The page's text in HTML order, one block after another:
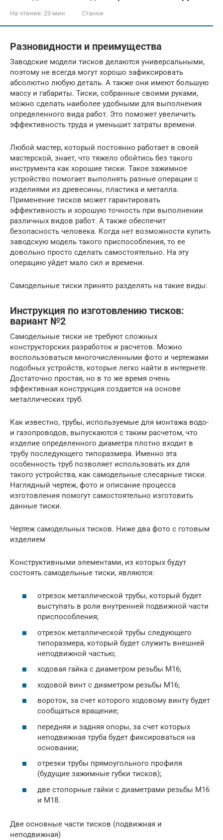
На чтение: 23 мин Станки
Разновидности и преимущества
Заводские модели тисков делаются универсальными,
поэтому не всегда могут хорошо зафиксировать
абсолютно любую деталь. А также они имеют большую
массу и габариты. Тиски, собранные своими руками,
можно сделать наиболее удобными для выполнения
определенного вида работ. Это поможет увеличить
эффективность труда и уменьшит затраты времени.
Любой мастер, который постоянно работает в своей
мастерской, знает, что тяжело обойтись без такого
инструмента как хорошие тиски. Такое зажимное
устройство помогает выполнять разные операции с
изделиями из древесины, пластика и металла.
Применение тисков может гарантировать
эффективность и хорошую точность при выполнении
различных видов работ. А также обеспечит
безопасность человека. Когда нет возможности купить
заводскую модель такого приспособления, то ее
довольно просто сделать самостоятельно. На эту
операцию уйдет мало сил и времени.
Самодельные тиски принято разделять на такие виды:
Инструкция по изготовлению тисков:
вариант №2
Самодельные тиски не требуют сложных
конструкторских разработок и расчетов. Можно
воспользоваться многочисленными фото и чертежами
подобных устройств, которые легко найти в интернете.
Достаточно простая, но в то же время очень
эффективная конструкция создается на основе
металлических труб.
Как известно, трубы, используемые для монтажа водо-
и газопроводов, выпускаются с таким расчетом, что
изделие определенного диаметра плотно входит в
трубу последующего типоразмера. Именно эта
особенность труб позволяет использовать их для
такого устройства, как самодельные слесарные тиски.
Наглядный чертеж, фото и описание процесса
изготовления помогут самостоятельно изготовить
данные тиски.
Чертеж самодельных тисков. Ниже два фото с готовым
изделием
Конструктивными элементами, из которых будут
состоять самодельные тиски, являются:
отрезок металлической трубы, который будет
выступать в роли внутренней подвижной части
приспособления;
отрезок металлической трубы следующего
типоразмера, который будет служить внешней
неподвижной частью;
ходовая гайка с диаметром резьбы М16;
ходовой винт с диаметром резьбы М16;
вороток, за счет которого ходовому винту будет
сообщаться вращение;
передняя и задняя опоры, за счет которых
неподвижная труба будет фиксироваться на
основании;
отрезки трубы прямоугольного профиля
(будущие зажимные губки тисков);
две стопорные гайки с диаметрами резьбы М16
и М18.
Две основные части тисков (подвижная и
неподвижная)